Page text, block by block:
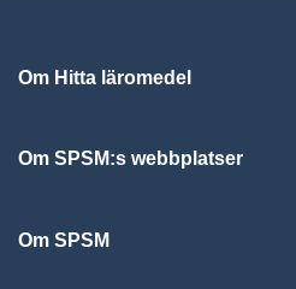
Om Hitta läromedel
Om SPSM:s webbplatser
Om SPSM